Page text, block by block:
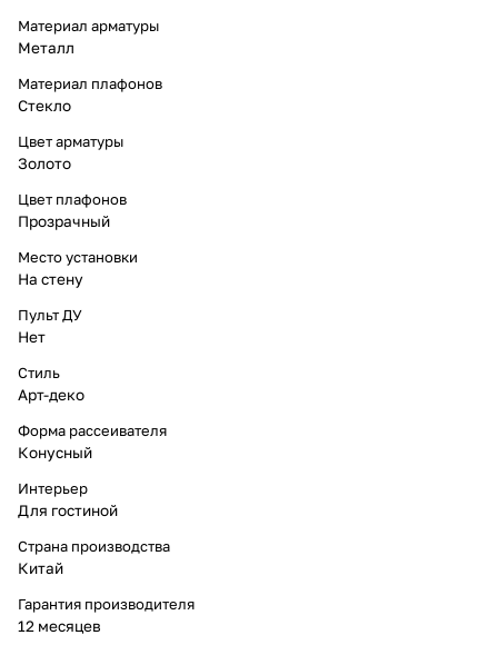
Материал арматуры
Металл
Материал плафонов
Стекло
Цвет арматуры
Золото
Цвет плафонов
Прозрачный
Место установки
На стену
Пульт ДУ
Нет
Стиль
Арт-деко
Форма рассеивателя
Конусный
Интерьер
Для гостиной
Страна производства
Китай
Гарантия производителя
12 месяцев